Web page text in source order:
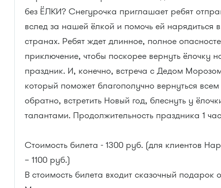
без ЁЛКИ? Снегурочка приглашает ребят
вслед за нашей ёлкой и помочь ей нарядиться
странах. Ребят ждет длинное, полное
приключение, чтобы поскорее вернуть ёлочку
праздник. И, конечно, встреча с Дедом
который поможет благополучно вернуться всем
обратно, встретить Новый год, блеснуть у
талантами. Продолжительность праздника 1
Стоимость билета - 1300 руб. (для клиентов
– 1100 руб.)
В стоимость билета входит сказочный подарок